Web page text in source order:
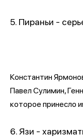
5. Пираньи -
Константин
Павел Сулимин,
которое принесло
6. Язи -